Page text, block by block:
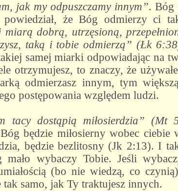
jak my odpuszczamy innym”. Bóg
że Bóg odmierzy ci
miarą dobrą, utrzęsioną,
taką i tobie odmierzą” (Łk
samej miarki odpowiadając na
otrzymujesz, to znaczy, że
odmierzasz innym, tym
postępowania względem ludzi.
tacy dostąpią miłosierdzia” (Mt
będzie miłosierny wobec
będzie bezlitosny (Jk 2:13). I
wybaczy Tobie. Jeśli
(bo nie wiedzą, co
tak samo, jak Ty traktujesz innych.